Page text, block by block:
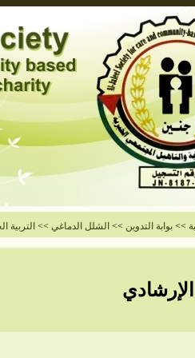
>>بوابة التدوين >> الشلل الدماغي >> التربية